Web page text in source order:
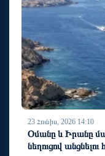
23 Հունիս, 2026 14:10
Օմանը և Իրանը
նեղուցով